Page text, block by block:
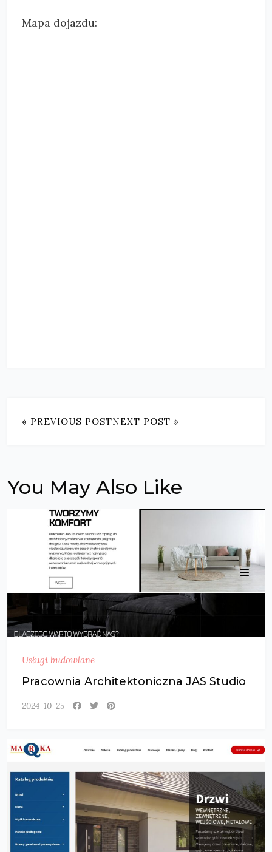
Mapa dojazdu:
« PREVIOUS POSTNEXT POST »
You May Also Like
Usługi budowlane
Pracownia Architektoniczna JAS Studio
2024-10-25